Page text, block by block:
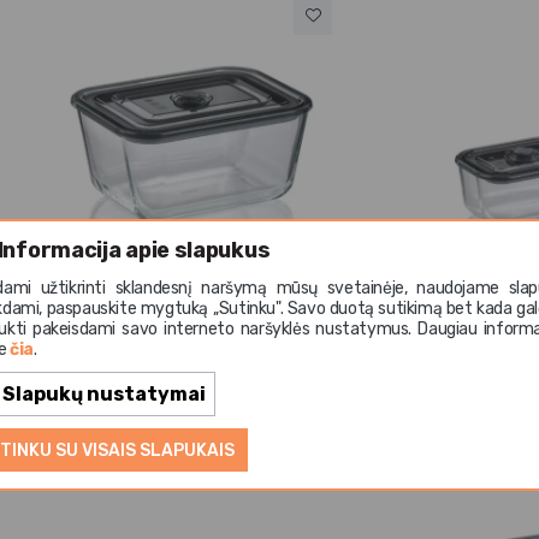
Informacija apie slapukus
užtikrinti sklandesnį naršymą mūsų svetainėje, naudojame
paspauskite mygtuką ,,Sutinku". Savo duotą sutikimą bet kada
pakeisdami savo interneto naršyklės nustatymus. Daugiau
čia.
Slapukų nustatymai
SU VISAIS SLAPUKAIS
Indas stiklinis AURELIA 24x18
cm 2,5 l
Indas stiklinis
cm 0,4 l